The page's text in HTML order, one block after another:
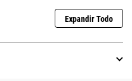
Expandir Todo